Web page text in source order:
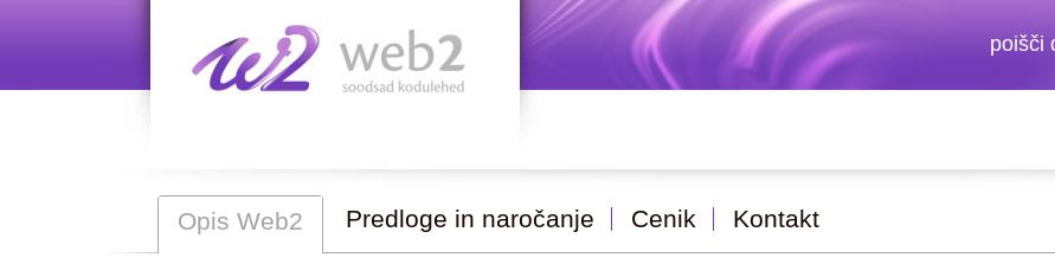
poišči
Opis Web2 Predloge in naročanje Cenik Kontakt